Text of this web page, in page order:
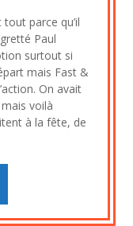
parce qu’il
Paul
surtout si
mais Fast &
On avait
voilà
à la fête, de